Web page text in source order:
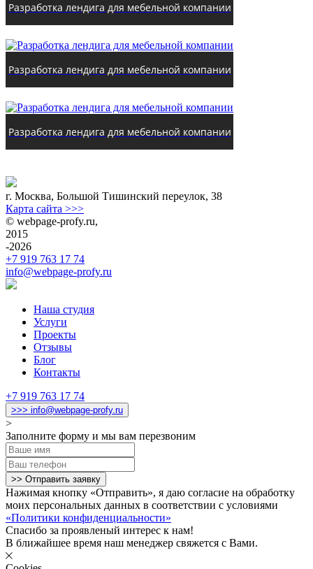
Разработка лендига для мебельной компании
Разработка лендига для мебельной компании
Разработка лендига для мебельной компании
г. Москва, Большой Тишинский переулок, 38
Карта сайта >>>
© webpage-profy.ru,
2015
-2026
+7 919 763 17 74
info@webpage-profy.ru
Наша студия
Услуги
Проекты
Отзывы
Блог
Контакты
+7 919 763 17 74
>>> info@webpage-profy.ru
>
Заполните форму и мы вам перезвоним
>> Отправить заявку
Нажимая кнопку «Отправить», я даю согласие на обработку
моих персональных данных в соответствии с условиями
«Политики конфиденциальности»
Спасибо за проявленый интерес к нам!
В ближайшее время наш менеджер свяжется с Вами.